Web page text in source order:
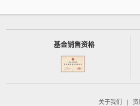
基金销售资格
关于我们 资